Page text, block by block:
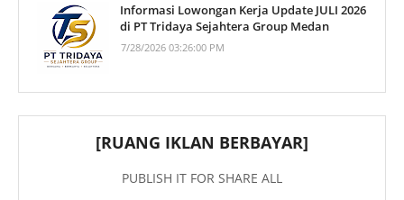
Informasi Lowongan Kerja Update JULI 2026
di PT Tridaya Sejahtera Group Medan
7/28/2026 03:26:00 PM
[RUANG IKLAN BERBAYAR]
PUBLISH IT FOR SHARE ALL